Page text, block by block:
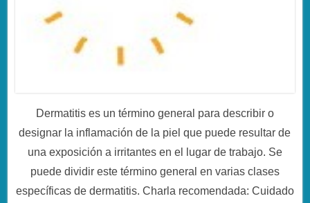
Dermatitis es un término general para describir o
designar la inflamación de la piel que puede resultar de
una exposición a irritantes en el lugar de trabajo. Se
puede dividir este término general en varias clases
específicas de dermatitis. Charla recomendada: Cuidado